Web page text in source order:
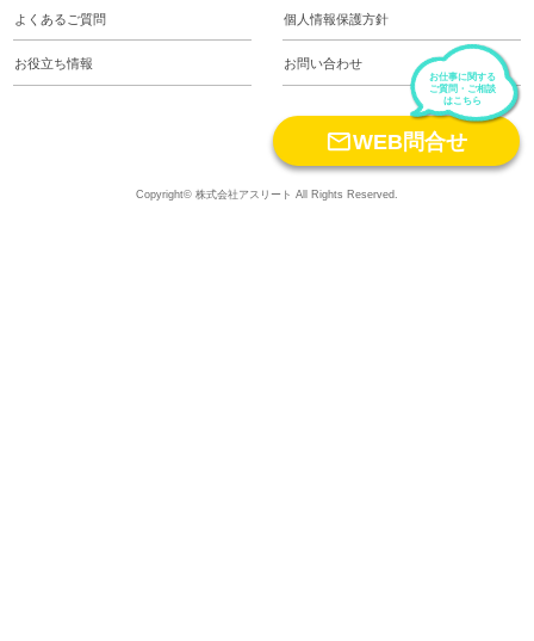
よくあるご質問 個人情報保護方針
お役立ち情報 お問い合わせ
お仕事に関する
ご質問・ご相談
はこちら
WEB問合せ
Copyright© 株式会社アスリート All Rights Reserved.